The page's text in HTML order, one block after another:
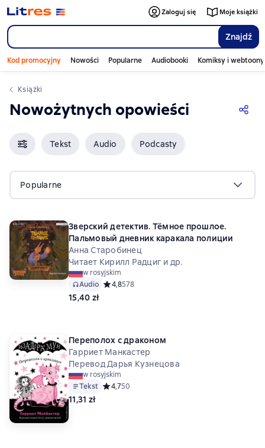
Znajdź
Zaloguj się Moje książki
Kod promocyjny Nowości Popularne Audiobooki Komiksy i webtoony
Książki
Nowożytnych opowieści
Tekst Audio Podcasty
Popularne
Зверский детектив. Тёмное прошлое.
Пальмовый дневник каракала полиции
Анна Старобинец
Читает Кирилл Радциг и др.
w rosyjskim
Audio Средний рейтинг 4,8 на основе 578 оценок
4,8578
15,40 zł
Переполох с драконом
Гарриет Манкастер
Перевод Дарья Кузнецова
w rosyjskim
Tekst Средний рейтинг 4,7 на основе 50 оценок
4,750
11,31 zł